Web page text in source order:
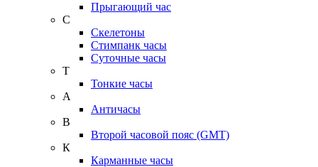
Прыгающий час
С
Скелетоны
Стимпанк часы
Суточные часы
Т
Тонкие часы
А
Античасы
В
Второй часовой пояс (GMT)
К
Карманные часы